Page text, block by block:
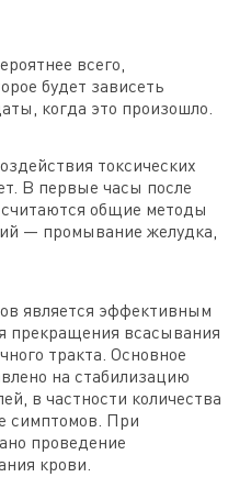
всего,
будет зависеть
когда это произошло.
токсических
В первые часы после
общие методы
— промывание желудка,
является эффективным
прекращения всасывания
тракта. Основное
на стабилизацию
в частности количества
симптомов. При
проведение
крови.